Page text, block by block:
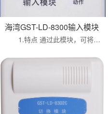
海湾GST-LD-8300输入模块
1.特点 通过此模块，可将现场各种主动型设备如：水流指示器、压力开关等接入到消防控制系统的总线上，这些设备动作后，输出...